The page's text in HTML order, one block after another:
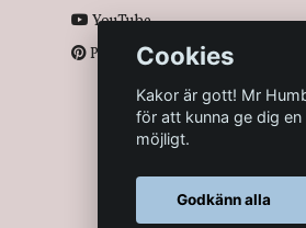
YouTube
PinterestCookies
Kakor är gott! Mr
för att kunna ge dig
möjligt.
Godkänn alla